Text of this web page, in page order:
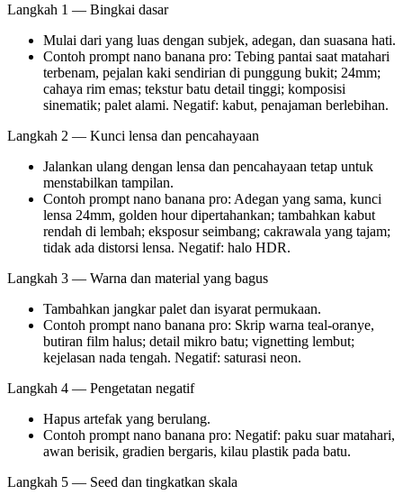
Langkah 1 — Bingkai dasar
Mulai dari yang luas dengan subjek, adegan, dan suasana hati.
Contoh prompt nano banana pro: Tebing pantai saat matahari
terbenam, pejalan kaki sendirian di punggung bukit; 24mm;
cahaya rim emas; tekstur batu detail tinggi; komposisi
sinematik; palet alami. Negatif: kabut, penajaman berlebihan.
Langkah 2 — Kunci lensa dan pencahayaan
Jalankan ulang dengan lensa dan pencahayaan tetap untuk
menstabilkan tampilan.
Contoh prompt nano banana pro: Adegan yang sama, kunci
lensa 24mm, golden hour dipertahankan; tambahkan kabut
rendah di lembah; eksposur seimbang; cakrawala yang tajam;
tidak ada distorsi lensa. Negatif: halo HDR.
Langkah 3 — Warna dan material yang bagus
Tambahkan jangkar palet dan isyarat permukaan.
Contoh prompt nano banana pro: Skrip warna teal-oranye,
butiran film halus; detail mikro batu; vignetting lembut;
kejelasan nada tengah. Negatif: saturasi neon.
Langkah 4 — Pengetatan negatif
Hapus artefak yang berulang.
Contoh prompt nano banana pro: Negatif: paku suar matahari,
awan berisik, gradien bergaris, kilau plastik pada batu.
Langkah 5 — Seed dan tingkatkan skala